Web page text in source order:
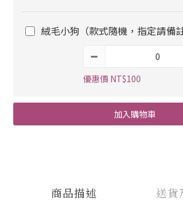
絨毛小狗（款式隨機，指定請備註
優惠價 NT$100
加入購物車
商品描述 送貨